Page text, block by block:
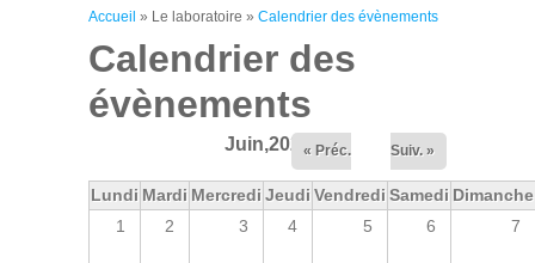
Vous êtes ici
Accueil » Le laboratoire » Calendrier des évènements
Calendrier des
évènements
Juin,2026« Préc. Suiv. »
Lundi Mardi Mercredi Jeudi Vendredi Samedi Dimanche
1
2 3 4 5 6 7